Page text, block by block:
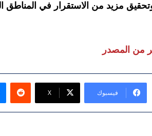
وتحقيق مزيد من الاستقرار في المناطق
من المصدر
فيسبوك ‫X